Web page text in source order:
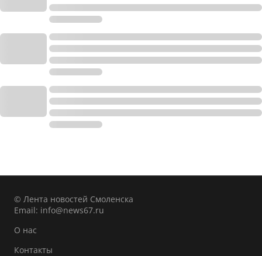
© Лента новостей Смоленска
Email: info@news67.ru
О нас
Контакты